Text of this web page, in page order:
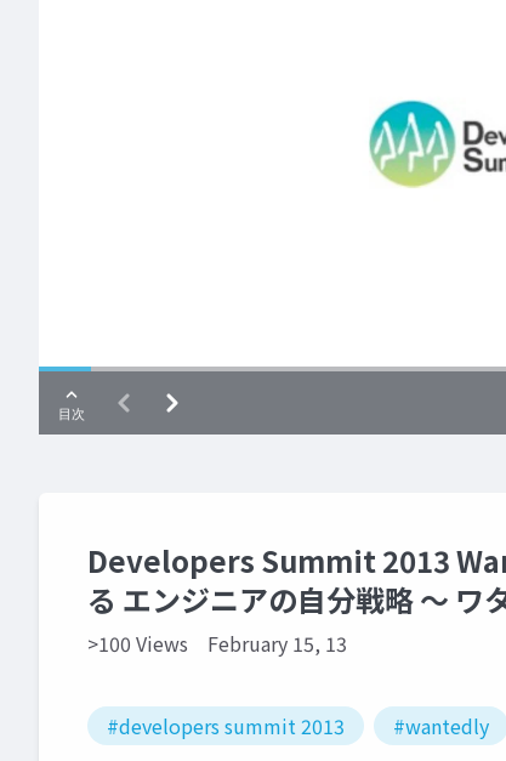
Developers Summit 2013
る エンジニアの自分戦略 〜 ワ
>100 Views February 15, 13
#developers summit 2013 #wantedly